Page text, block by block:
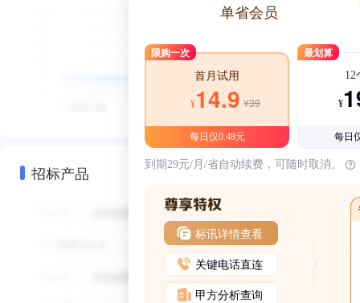
招标产品
单省会员
限购一次
首月试用
¥14.9 ¥39
每日仅0.48元
最划算
12
¥
每日
到期29元/月/省自动续费，可随时取消。
标讯详情查看
关键电话直连
甲方分析查询